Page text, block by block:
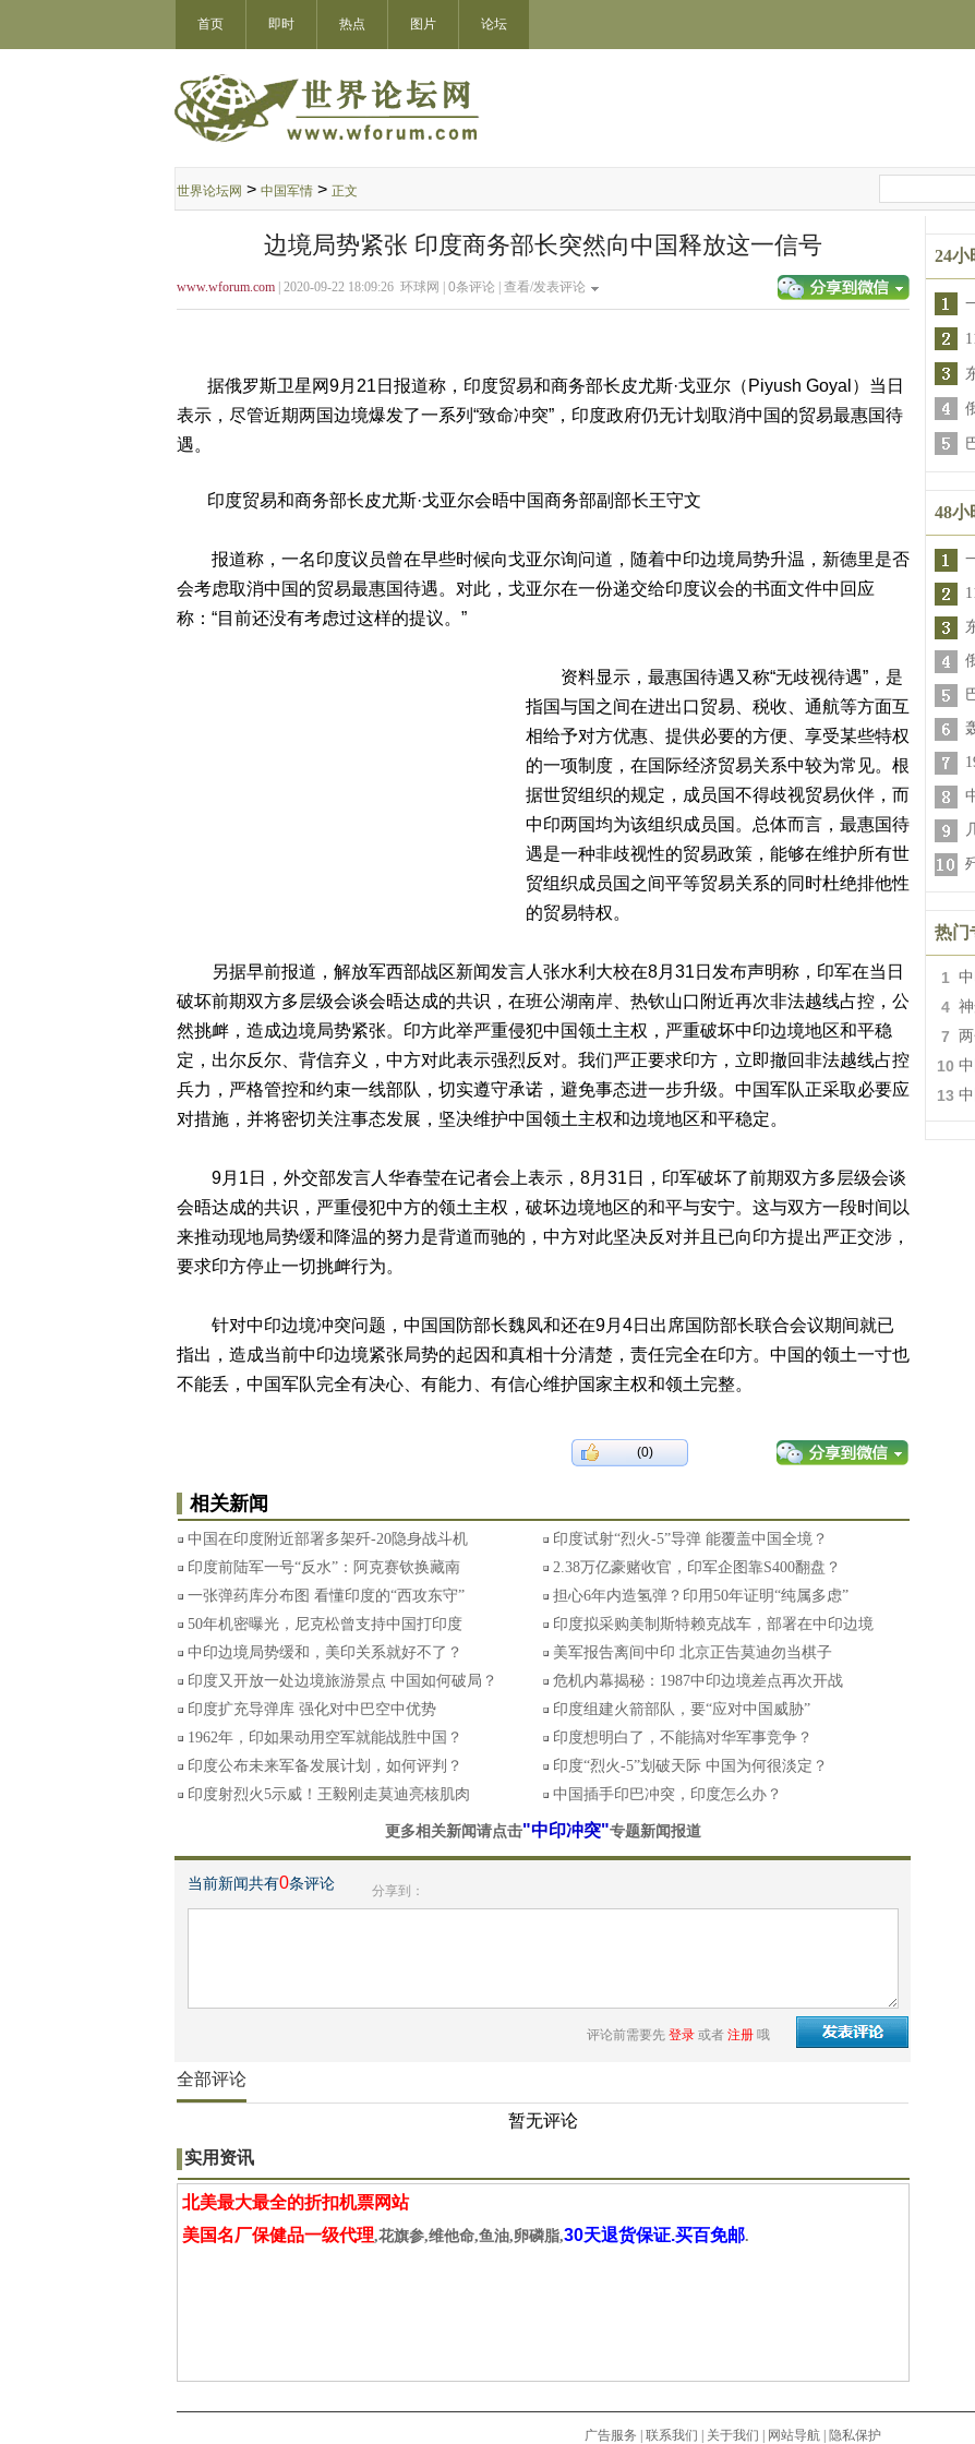
首页 即时 热点 图片 论坛
世界论坛网 > 中国军情 > 正文
边境局势紧张 印度商务部长突然向中国释放这一信号
www.wforum.com | 2020-09-22 18:09:26 环球网 | 0条评论 | 查看/发表评论
据俄罗斯卫星网9月21日报道称，印度贸易和商务部长皮尤斯·戈亚尔（Piyush Goyal）当日
表示，尽管近期两国边境爆发了一系列“致命冲突”，印度政府仍无计划取消中国的贸易最惠国待
遇。
印度贸易和商务部长皮尤斯·戈亚尔会晤中国商务部副部长王守文
报道称，一名印度议员曾在早些时候向戈亚尔询问道，随着中印边境局势升温，新德里是否
会考虑取消中国的贸易最惠国待遇。对此，戈亚尔在一份递交给印度议会的书面文件中回应
称：“目前还没有考虑过这样的提议。”
资料显示，最惠国待遇又称“无歧视待遇”，是
指国与国之间在进出口贸易、税收、通航等方面互
相给予对方优惠、提供必要的方便、享受某些特权
的一项制度，在国际经济贸易关系中较为常见。根
据世贸组织的规定，成员国不得歧视贸易伙伴，而
中印两国均为该组织成员国。总体而言，最惠国待
遇是一种非歧视性的贸易政策，能够在维护所有世
贸组织成员国之间平等贸易关系的同时杜绝排他性
的贸易特权。
另据早前报道，解放军西部战区新闻发言人张水利大校在8月31日发布声明称，印军在当日
破坏前期双方多层级会谈会晤达成的共识，在班公湖南岸、热钦山口附近再次非法越线占控，公
然挑衅，造成边境局势紧张。印方此举严重侵犯中国领土主权，严重破坏中印边境地区和平稳
定，出尔反尔、背信弃义，中方对此表示强烈反对。我们严正要求印方，立即撤回非法越线占控
兵力，严格管控和约束一线部队，切实遵守承诺，避免事态进一步升级。中国军队正采取必要应
对措施，并将密切关注事态发展，坚决维护中国领土主权和边境地区和平稳定。
9月1日，外交部发言人华春莹在记者会上表示，8月31日，印军破坏了前期双方多层级会谈
会晤达成的共识，严重侵犯中方的领土主权，破坏边境地区的和平与安宁。这与双方一段时间以
来推动现地局势缓和降温的努力是背道而驰的，中方对此坚决反对并且已向印方提出严正交涉，
要求印方停止一切挑衅行为。
针对中印边境冲突问题，中国国防部长魏凤和还在9月4日出席国防部长联合会议期间就已
指出，造成当前中印边境紧张局势的起因和真相十分清楚，责任完全在印方。中国的领土一寸也
不能丢，中国军队完全有决心、有能力、有信心维护国家主权和领土完整。
(0)
相关新闻
中国在印度附近部署多架歼-20隐身战斗机
印度试射“烈火-5”导弹 能覆盖中国全境？
印度前陆军一号“反水”：阿克赛钦换藏南
2.38万亿豪赌收官，印军企图靠S400翻盘？
一张弹药库分布图 看懂印度的“西攻东守”
担心6年内造氢弹？印用50年证明“纯属多虑”
50年机密曝光，尼克松曾支持中国打印度
印度拟采购美制斯特赖克战车，部署在中印边境
中印边境局势缓和，美印关系就好不了？
美军报告离间中印 北京正告莫迪勿当棋子
印度又开放一处边境旅游景点 中国如何破局？
危机内幕揭秘：1987中印边境差点再次开战
印度扩充导弹库 强化对中巴空中优势
印度组建火箭部队，要“应对中国威胁”
1962年，印如果动用空军就能战胜中国？
印度想明白了，不能搞对华军事竞争？
印度公布未来军备发展计划，如何评判？
印度“烈火-5”划破天际 中国为何很淡定？
印度射烈火5示威！王毅刚走莫迪亮核肌肉
中国插手印巴冲突，印度怎么办？
更多相关新闻请点击"中印冲突"专题新闻报道
当前新闻共有0条评论 分享到：
评论前需要先 登录 或者 注册 哦
全部评论
暂无评论
实用资讯
北美最大最全的折扣机票网站
美国名厂保健品一级代理,花旗参,维他命,鱼油,卵磷脂,30天退货保证.买百免邮.
24小
48小
热门
1
4
7
10
13
广告服务 联系我们 关于我们 网站导航 隐私保护